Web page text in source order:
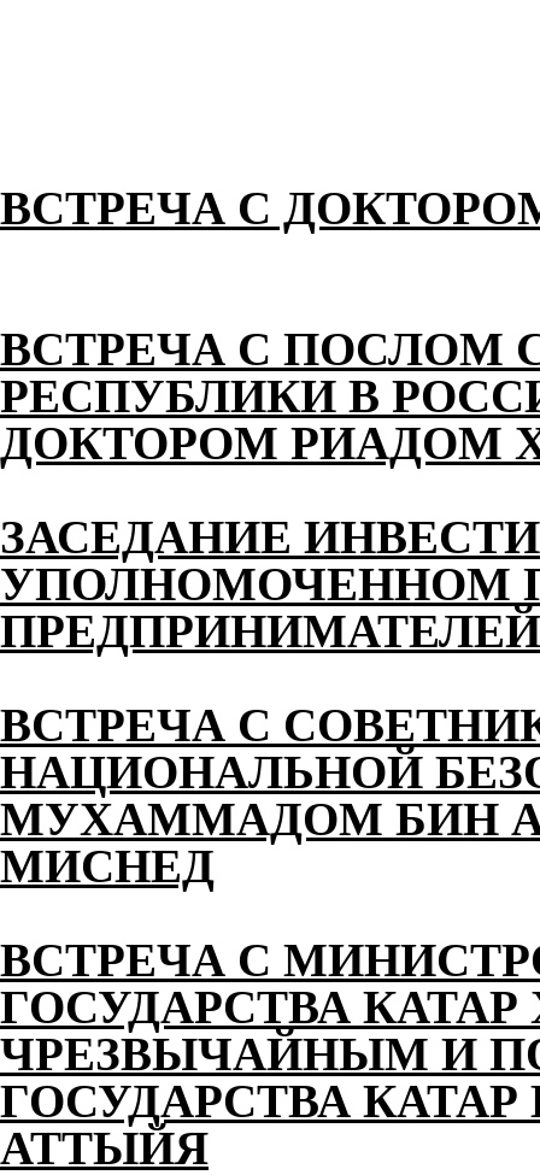
ВСТРЕЧА С
ВСТРЕЧА С ПОСЛОМ
РЕСПУБЛИКИ В
ДОКТОРОМ РИАДОМ
ЗАСЕДАНИЕ
УПОЛНОМОЧЕННОМ
ВСТРЕЧА С
НАЦИОНАЛЬНОЙ
МУХАММАДОМ БИН
МИСНЕД
ВСТРЕЧА С
ГОСУДАРСТВА
ЧРЕЗВЫЧАЙНЫМ И
ГОСУДАРСТВА
АТТЫЙЯ